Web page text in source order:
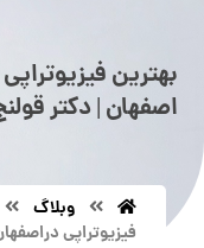
بهترین
اصفهان | دکتر
وبلاگ
فیزیوتراپی